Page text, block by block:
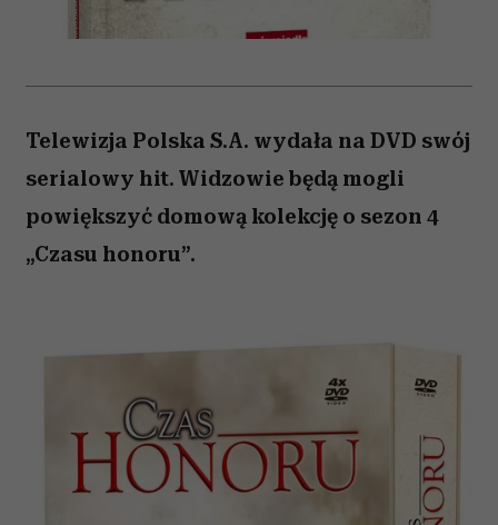
Telewizja Polska S.A. wydała na DVD swój
serialowy hit. Widzowie będą mogli
powiększyć domową kolekcję o sezon 4
„Czasu honoru”.